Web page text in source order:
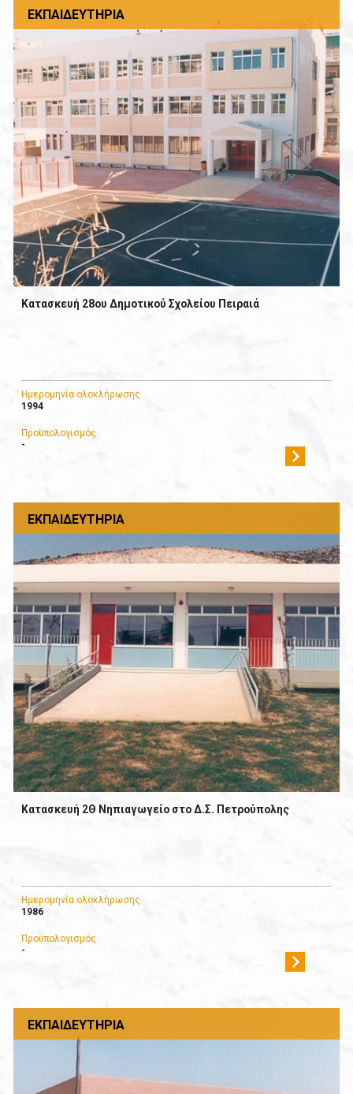
ΕΚΠΑΙΔΕΥΤΉΡΙΑ
Κατασκευή 28ου Δημοτικού Σχολείου Πειραιά
Ημερομηνία ολοκλήρωσης
1994
Προϋπολογισμός
-
ΕΚΠΑΙΔΕΥΤΉΡΙΑ
Κατασκευή 2Θ Νηπιαγωγείο στο Δ.Σ. Πετρούπολης
Ημερομηνία ολοκλήρωσης
1986
Προϋπολογισμός
-
ΕΚΠΑΙΔΕΥΤΉΡΙΑ